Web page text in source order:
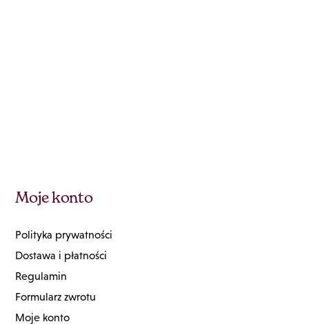
Moje konto
Polityka prywatności
Dostawa i płatności
Regulamin
Formularz zwrotu
Moje konto